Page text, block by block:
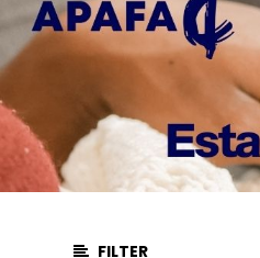
FILTER
ACCESORIOS
SERVICIOS
EVENTO
KERMÉS
TALLERES
SERV.